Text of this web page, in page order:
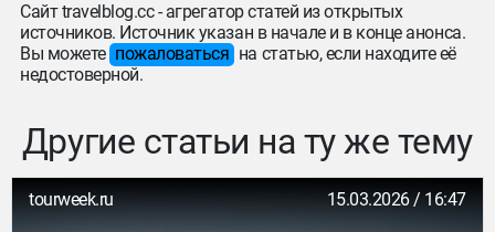
Сайт travelblog.cc - агрегатор статей из открытых
источников. Источник указан в начале и в конце анонса.
Вы можете пожаловаться на статью, если находите её
недостоверной.
Другие статьи на ту же тему
tourweek.ru 15.03.2026 / 16:47